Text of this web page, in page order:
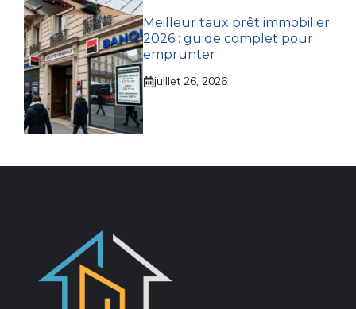
Meilleur taux prêt immobilier
2026 : guide complet pour
emprunter
juillet 26, 2026